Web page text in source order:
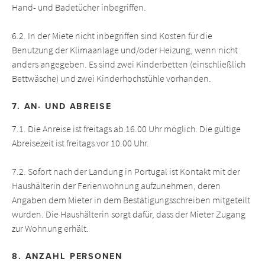
Hand- und Badetücher inbegriffen.
6.2. In der Miete nicht inbegriffen sind Kosten für die
Benutzung der Klimaanlage und/oder Heizung, wenn nicht
anders angegeben. Es sind zwei Kinderbetten (einschließlich
Bettwäsche) und zwei Kinderhochstühle vorhanden.
7. AN- UND ABREISE
7.1. Die Anreise ist freitags ab 16.00 Uhr möglich. Die gültige
Abreisezeit ist freitags vor 10.00 Uhr.
7.2. Sofort nach der Landung in Portugal ist Kontakt mit der
Haushälterin der Ferienwohnung aufzunehmen, deren
Angaben dem Mieter in dem Bestätigungsschreiben mitgeteilt
wurden. Die Haushälterin sorgt dafür, dass der Mieter Zugang
zur Wohnung erhält.
8. ANZAHL PERSONEN